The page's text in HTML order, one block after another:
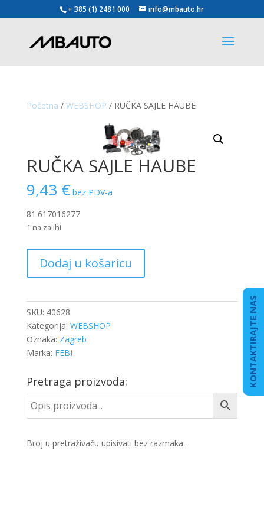
+ 385 (1) 2481 000 info@mbauto.hr
Početna / WEBSHOP / RUČKA SAJLE HAUBE
RUČKA SAJLE HAUBE
9,43 € bez PDV-a
81.617016277
1 na zalihi
SAJLE
HAUBE
Dodaj u košaricu
SKU: 40628
Kategorija: WEBSHOP
Oznaka: Zagreb
Marka: FEBI
Pretraga proizvoda:
Broj u pretraživaču upisivati bez razmaka.
KONTAKTIRAJTE NAS